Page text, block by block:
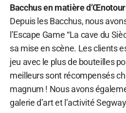
Bacchus en matière
Depuis les Bacchus, nous
l’Escape Game “La cave du
sa mise en scène. Les clients
jeu avec le plus de bouteilles
meilleurs sont récompensés
magnum ! Nous avons
galerie d’art et l’activité